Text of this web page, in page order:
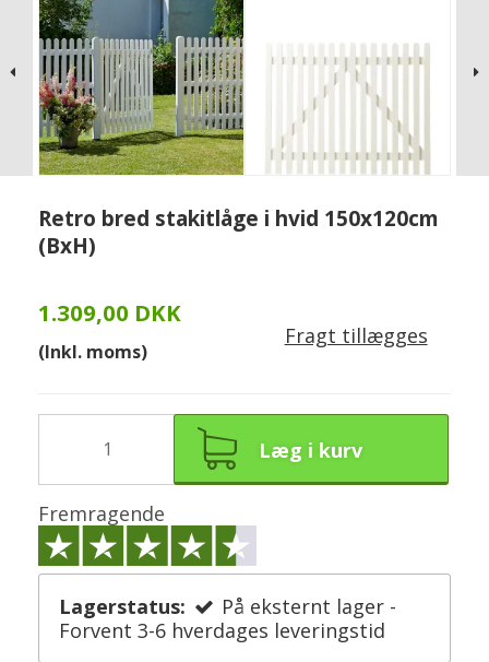
Retro bred stakitlåge i hvid 150x120cm
(BxH)
1.309,00 DKK
(Inkl. moms)
Fragt tillægges
Læg i kurv
Fremragende
Lagerstatus:
På eksternt lager -
Forvent 3-6 hverdages leveringstid